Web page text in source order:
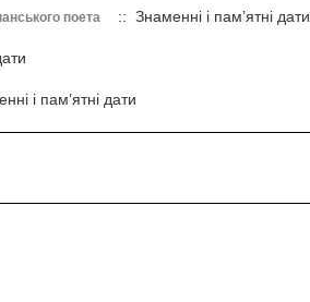
поета :: Знаменні і пам’ятні дати
і пам’ятні дати